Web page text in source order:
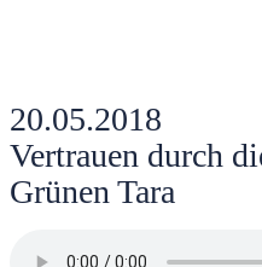
20.05.2018
Vertrauen durch
Grünen Tara